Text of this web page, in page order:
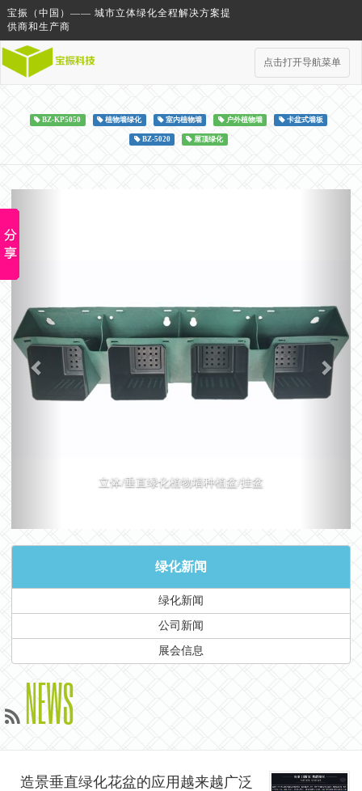
宝振（中国）—— 城市立体绿化全程解决方案提
供商和生产商
点击打开导航菜单
BZ-KP5050 植物墙绿化 室内植物墙 户外植物墙 卡盆式墙板
BZ-5020 屋顶绿化
立体/垂直绿化植物墙种植盆/挂盆
绿化新闻
绿化新闻
公司新闻
展会信息
NEWS
造景垂直绿化花盆的应用越来越广泛